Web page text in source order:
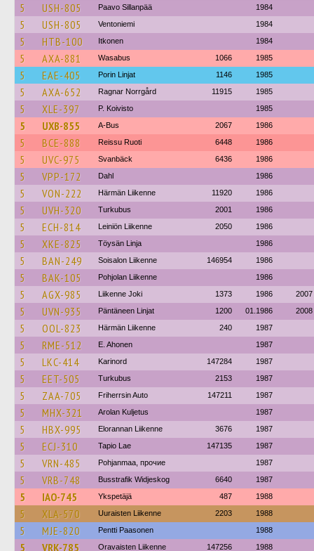
5 USH-805 Paavo Sillanpää 1984
5 USH-805 Ventoniemi 1984
5 HTB-100 Itkonen 1984
5 AXA-881 Wasabus 1066 1985
5 EAE-405 Porin Linjat 1146 1985
5 AXA-652 Ragnar Norrgård 11915 1985
5 XLE-397 P. Koivisto 1985
5 UXB-855 A-Bus 2067 1986
5 BCE-888 Reissu Ruoti 6448 1986
5 UVC-975 Svanbäck 6436 1986
5 VPP-172 Dahl 1986
5 VON-222 Härmän Liikenne 11920 1986
5 UVH-320 Turkubus 2001 1986
5 ECH-814 Leiniön Liikenne 2050 1986
5 XKE-825 Töysän Linja 1986
5 BAN-249 Soisalon Liikenne 146954 1986
5 BAK-105 Pohjolan Liikenne 1986
5 AGX-985 Liikenne Joki 1373 1986 2007
5 UVN-935 Päntäneen Linjat 1200 01.1986 2008
5 OOL-823 Härmän Liikenne 240 1987
5 RME-512 E. Ahonen 1987
5 LKC-414 Karinord 147284 1987
5 EET-505 Turkubus 2153 1987
5 ZAA-705 Friherrsin Auto 147211 1987
5 MHX-321 Arolan Kuljetus 1987
5 HBX-995 Elorannan Liikenne 3676 1987
5 ECJ-310 Tapio Lae 147135 1987
5 VRN-485 Pohjanmaa, прочие 1987
5 VRB-748 Busstrafik Widjeskog 6640 1987
5 IAO-745 Ykspetäjä 487 1988
5 XLA-570 Uuraisten Liikenne 2203 1988
5 MJE-820 Pentti Paasonen 1988
5 VRK-785 Oravaisten Liikenne 147256 1988